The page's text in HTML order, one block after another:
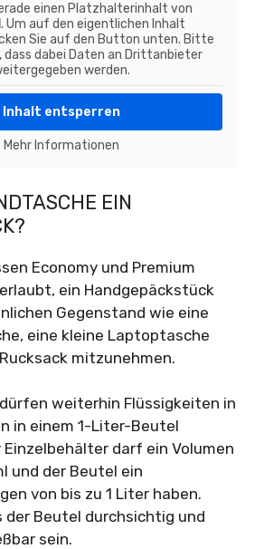
einen Platzhalterinhalt von
. Um auf den eigentlichen Inhalt
Sie auf den Button unten. Bitte
dass dabei Daten an Drittanbieter
werden.
Inhalt entsperren
Mehr Informationen
EIN
Economy und Premium
ein Handgepäckstück
Gegenstand wie eine
eine kleine Laptoptasche
mitzunehmen.
weiterhin Flüssigkeiten in
in einem 1-Liter-Beutel
darf ein Volumen
und der Beutel ein
von bis zu 1 Liter haben.
der Beutel durchsichtig und
sein.